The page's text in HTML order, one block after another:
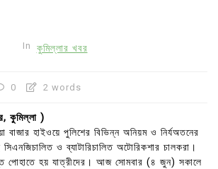
In কুমিল্লার খবর
0 2 words
কুমিল্লা )
বাজার হাইওয়ে পুলিশের বিভিন্ন অনিয়ম ও নির্যঅতনের
ও ব্যাটারিচালিত অটোরিকশার চালকরা।
পোহাতে হয় যাত্রীদের। আজ সোমবার (৪ জুন) সকালে